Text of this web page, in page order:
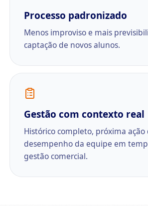
Processo padronizado
Menos improviso e mais
captação de novos alunos.
Gestão com contexto real
Histórico completo, próxima ação
desempenho da equipe em
gestão comercial.